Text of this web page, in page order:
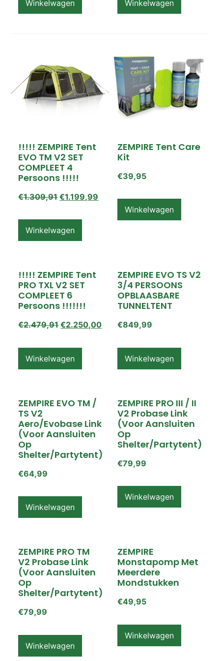
Winkelwagen Winkelwagen
!!!!! ZEMPIRE Tent
EVO TM V2 SET
COMPLEET 4
Persoons !!!!!
€1.309,91 €1.199,99
Winkelwagen
ZEMPIRE Tent Care
Kit
€39,95
Winkelwagen
!!!!! ZEMPIRE Tent
PRO TXL V2 SET
COMPLEET 6
Persoons !!!!!!!
€2.479,91 €2.250,00
Winkelwagen
ZEMPIRE EVO TS V2
3/4 PERSOONS
OPBLAASBARE
TUNNELTENT
€849,99
Winkelwagen
ZEMPIRE EVO TM /
TS V2
Aero/Evobase Link
(voor Aansluiten
Op
Shelter/partytent)
€64,99
Winkelwagen
ZEMPIRE PRO III / II
V2 Probase Link
(voor Aansluiten
Op
Shelter/partytent)
€79,99
Winkelwagen
ZEMPIRE PRO TM
V2 Probase Link
(voor Aansluiten
Op
Shelter/partytent)
€79,99
Winkelwagen
ZEMPIRE
Monstapomp Met
Meerdere
Mondstukken
€49,95
Winkelwagen